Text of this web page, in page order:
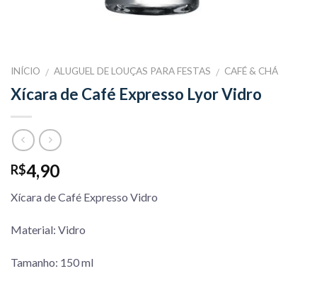
INÍCIO / ALUGUEL DE LOUÇAS PARA FESTAS / CAFÉ & CHÁ
Xícara de Café Expresso Lyor Vidro
R$4,90
Xícara de Café Expresso Vidro
Material: Vidro
Tamanho: 150 ml